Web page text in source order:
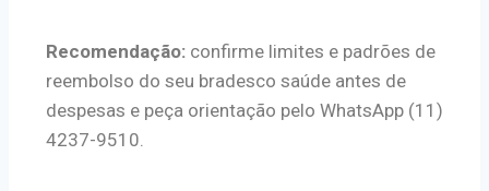
Recomendação: confirme limites e padrões de
reembolso do seu bradesco saúde antes de
despesas e peça orientação pelo WhatsApp (11)
4237-9510.